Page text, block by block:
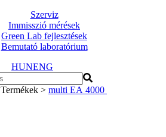
Szerviz
Immisszió mérések
Green Lab fejlesztések
Bemutató laboratórium
HUNENG
Termékek > multi EA 4000